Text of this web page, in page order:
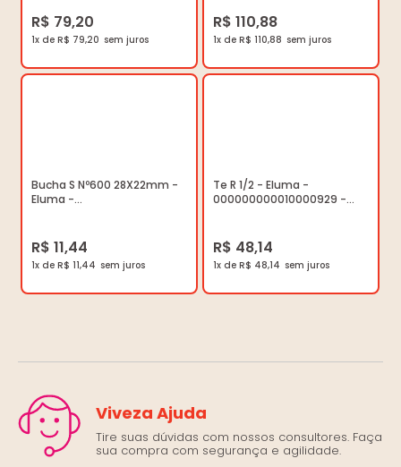
R$ 79,20
1x de R$ 79,20
Unitário
R$ 110,88
1x de R$ 110,88
Bucha S Nº600 28X22mm -
Eluma -
R$ 11,44
1x de R$ 11,44
Te R 1/2 - Eluma -
000000000010000929 -
R$ 48,14
1x de R$ 48,14
Viveza Ajuda
Tire suas dúvidas com nossos consultores. Faça
sua compra com segurança e agilidade.